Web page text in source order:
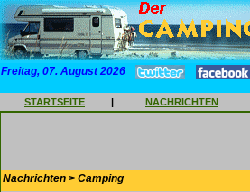
Freitag, 07. August 2026
STARTSEITE | NACHRICHTEN
Nachrichten > Camping